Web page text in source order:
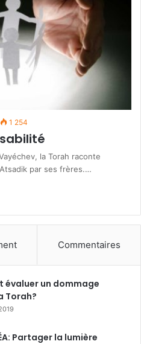
1 254
la Torah raconte
par ses frères.…
Commentaires
évaluer un dommage
Torah?
Partager la lumière